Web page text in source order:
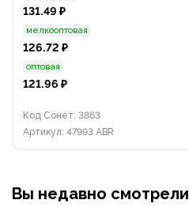
131.49 ₽
мелкооптовая
126.72 ₽
оптовая
121.96 ₽
Код Сонет: 3863
Артикул: 47993 ABR
Вы недавно смотрели